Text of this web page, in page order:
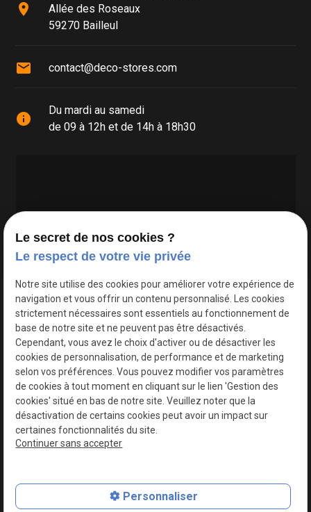
place
Allée des Roseaux
59270 Bailleul
mail contact@deco-stores.com
info
Du mardi au samedi
de 09 à 12h et de 14h à 18h30
Google Maps Search API est désactivé.
Plan du site
Le secret de nos cookies ?
Le respect de votre vie privée
Notre site utilise des cookies pour améliorer votre expérience de
navigation et vous offrir un contenu personnalisé. Les cookies
strictement nécessaires sont essentiels au fonctionnement de
base de notre site et ne peuvent pas être désactivés.
Cependant, vous avez le choix d'activer ou de désactiver les
cookies de personnalisation, de performance et de marketing
selon vos préférences. Vous pouvez modifier vos paramètres
de cookies à tout moment en cliquant sur le lien 'Gestion des
cookies' situé en bas de notre site. Veuillez noter que la
désactivation de certains cookies peut avoir un impact sur
certaines fonctionnalités du site.
Continuer sans accepter
Personnaliser